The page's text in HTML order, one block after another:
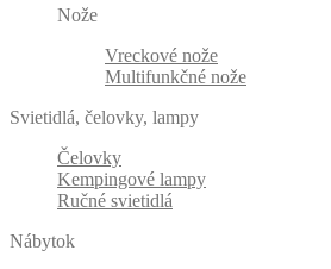
Nože
Vreckové nože
Multifunkčné nože
Svietidlá, čelovky, lampy
Čelovky
Kempingové lampy
Ručné svietidlá
Nábytok